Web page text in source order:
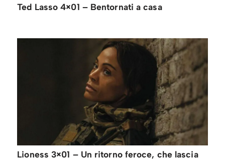
Ted Lasso 4×01 – Bentornati a casa
Lioness 3×01 – Un ritorno feroce, che lascia